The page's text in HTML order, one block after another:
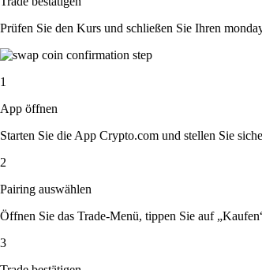
Prüfen Sie den Kurs und schließen Sie Ihren
1
App öffnen
Starten Sie die App Crypto.com und stellen Sie
2
Pairing auswählen
Öffnen Sie das Trade-Menü, tippen Sie auf
3